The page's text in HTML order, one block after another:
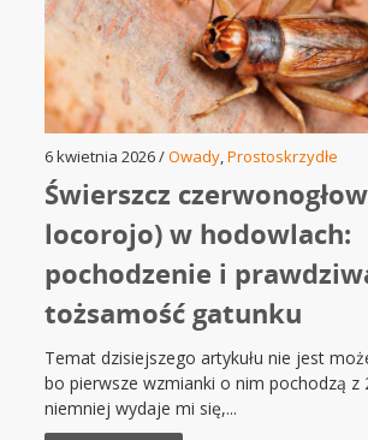
6 kwietnia 2026 /Owady,Prostoskrzydłe
Świerszcz
locorojo) w hodowlach:
pochodzenie i
tożsamość gatunku
Temat dzisiejszego artykułu nie jest
bo pierwsze wzmianki o nim pochodzą z
niemniej wydaje mi się,...